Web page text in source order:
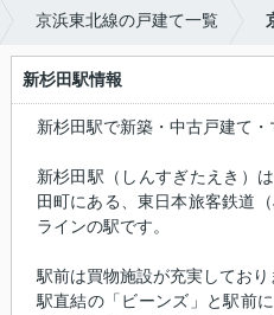
京浜東北線の戸建て一覧
新杉田駅情報
新杉田駅で新築・中古戸建て
新杉田駅（しんすぎたえき）
田町にある、東日本旅客鉄道
ラインの駅です。
駅前は買物施設が充実しており
駅直結の「ビーンズ」と駅前